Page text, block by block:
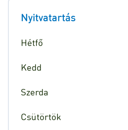
Nyitvatartás
Hétfő
Kedd
Szerda
Csütörtök